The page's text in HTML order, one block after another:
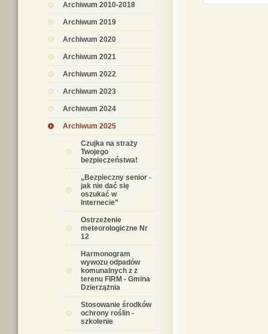
Archiwum 2010-2018
Archiwum 2019
Archiwum 2020
Archiwum 2021
Archiwum 2022
Archiwum 2023
Archiwum 2024
Archiwum 2025
Czujka na straży
Twojego
bezpieczeństwa!
„Bezpieczny senior -
jak nie dać się
oszukać w
Internecie”
Ostrzeżenie
meteorologiczne Nr
12
Harmonogram
wywozu odpadów
komunalnych z z
terenu FIRM - Gmina
Dzierzążnia
Stosowanie środków
ochrony roślin -
szkolenie